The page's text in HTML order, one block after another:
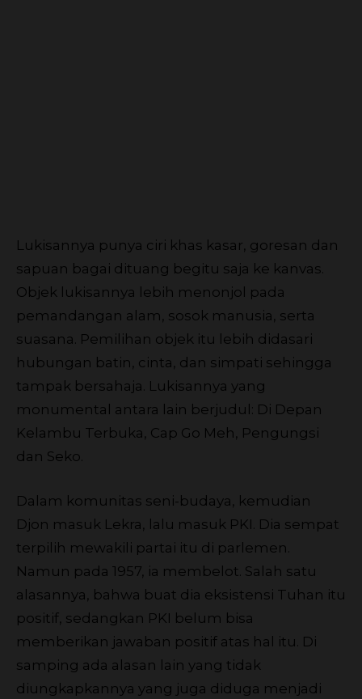
Lukisannya punya ciri khas kasar, goresan dan
sapuan bagai dituang begitu saja ke kanvas.
Objek lukisannya lebih menonjol pada
pemandangan alam, sosok manusia, serta
suasana. Pemilihan objek itu lebih didasari
hubungan batin, cinta, dan simpati sehingga
tampak bersahaja. Lukisannya yang
monumental antara lain berjudul: Di Depan
Kelambu Terbuka, Cap Go Meh, Pengungsi
dan Seko.
Dalam komunitas seni-budaya, kemudian
Djon masuk Lekra, lalu masuk PKI. Dia sempat
terpilih mewakili partai itu di parlemen.
Namun pada 1957, ia membelot. Salah satu
alasannya, bahwa buat dia eksistensi Tuhan itu
positif, sedangkan PKI belum bisa
memberikan jawaban positif atas hal itu. Di
samping ada alasan lain yang tidak
diungkapkannya yang juga diduga menjadi